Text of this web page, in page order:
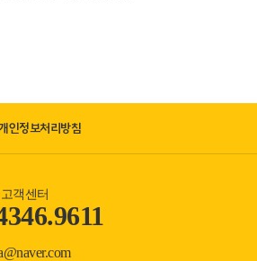
인정보처리방침
객센터